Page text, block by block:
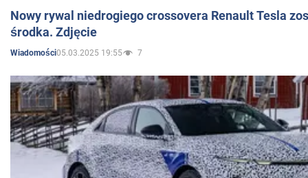
Nowy rywal niedrogiego crossovera Renault Tesla
środka. Zdjęcie
Wiadomości05.03.2025 19:55 7